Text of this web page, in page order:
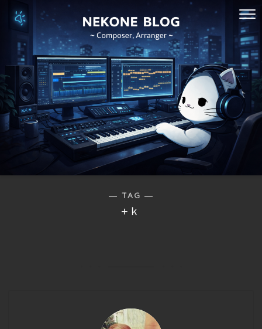
― TAG ―
+ｋ